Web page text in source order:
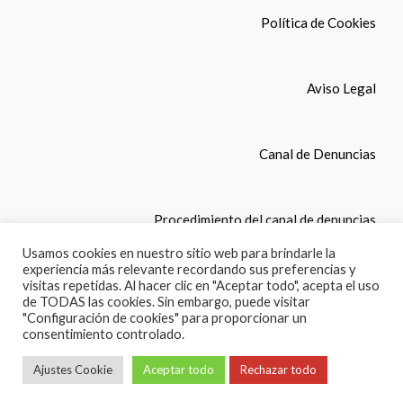
Política de Cookies
Aviso Legal
Canal de Denuncias
Procedimiento del canal de denuncias
© Copyright 2022. COLEGIO LEONES, S.L. Todos los
derechos reservados.
Usamos cookies en nuestro sitio web para brindarle la
experiencia más relevante recordando sus preferencias y
visitas repetidas. Al hacer clic en "Aceptar todo", acepta el uso
de TODAS las cookies. Sin embargo, puede visitar
"Configuración de cookies" para proporcionar un
consentimiento controlado.
Ajustes Cookie Aceptar todo Rechazar todo
English ( Inglés Español